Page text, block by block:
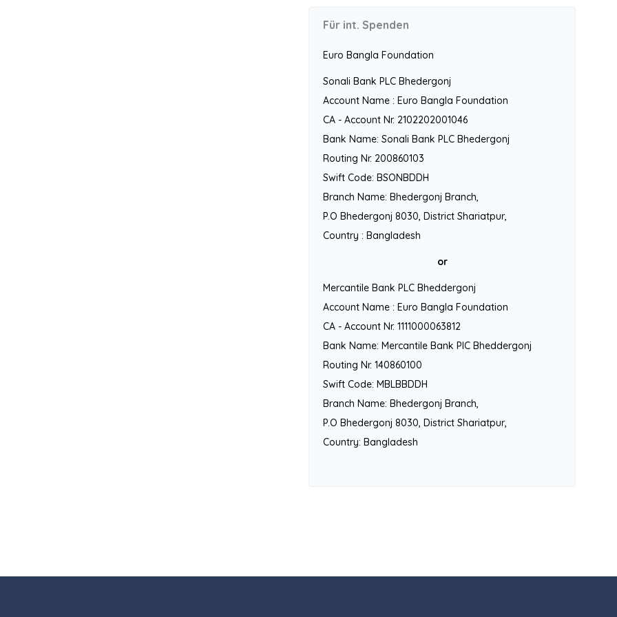
Für int. Spenden
Euro Bangla Foundation
Sonali Bank PLC Bhedergonj
Account Name : Euro Bangla Foundation
CA - Account Nr. 2102202001046
Bank Name: Sonali Bank PLC Bhedergonj
Routing Nr. 200860103
Swift Code: BSONBDDH
Branch Name: Bhedergonj Branch,
P.O Bhedergonj 8030, District Shariatpur,
Country : Bangladesh
or
Mercantile Bank PLC Bheddergonj
Account Name : Euro Bangla Foundation
CA - Account Nr. 1111000063812
Bank Name: Mercantile Bank PlC Bheddergonj
Routing Nr. 140860100
Swift Code: MBLBBDDH
Branch Name: Bhedergonj Branch,
P.O Bhedergonj 8030, District Shariatpur,
Country: Bangladesh